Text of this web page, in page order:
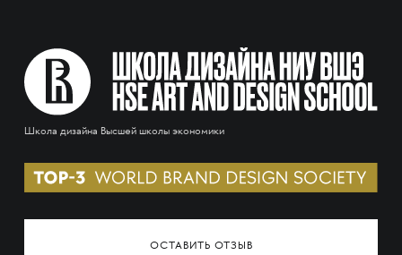
Школа дизайна Высшей школы экономики
ОСТАВИТЬ ОТЗЫВ